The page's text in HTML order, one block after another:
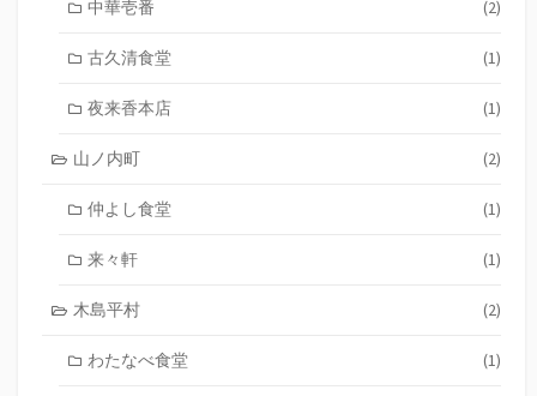
中華壱番 (2)
古久清食堂 (1)
夜来香本店 (1)
山ノ内町 (2)
仲よし食堂 (1)
来々軒 (1)
木島平村 (2)
わたなべ食堂 (1)